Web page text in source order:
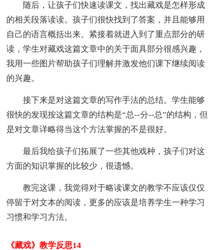
随后，让孩子们快速读课文，找出藏戏是怎样形成
的相关段落读读。孩子们很快找到了答案，并且能够用
自己的语言概括出来。紧接着就进入到了重点部分的研
读，学生对藏戏这篇文章中的关于面具部分很感兴趣，
我用一些图片帮助孩子们理解并激发他们课下继续阅读
的兴趣。
接下来是对这篇文章的写作手法的总结。学生能够
很快的发现按这篇文章的结构是“总--分--总”的结构，但
是对文章详略得当这个方法掌握的不是很好。
最后我给孩子们拓展了一些其他戏种，孩子们对这
方面的知识掌握的比较少，很遗憾。
教完这课，我觉得对于略读课文的教学不应该仅仅
停留于对文本的阅读，更多的应该是培养学生一种学习
习惯和学习方法。
《藏戏》教学反思14